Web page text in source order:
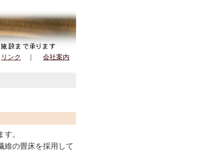
リンク ｜ 会社案内
。
維の畳床を採用して